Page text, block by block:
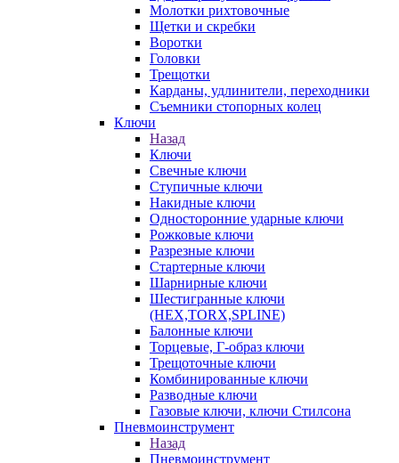
Молотки рихтовочные
Щетки и скребки
Воротки
Головки
Трещотки
Карданы, удлинители, переходники
Съемники стопорных колец
Ключи
Назад
Ключи
Свечные ключи
Ступичные ключи
Накидные ключи
Односторонние ударные ключи
Рожковые ключи
Разрезные ключи
Стартерные ключи
Шарнирные ключи
Шестигранные ключи
(HEX,TORX,SPLINE)
Балонные ключи
Торцевые, Г-образ ключи
Трещоточные ключи
Комбинированные ключи
Разводные ключи
Газовые ключи, ключи Стилсона
Пневмоинструмент
Назад
Пневмоинструмент